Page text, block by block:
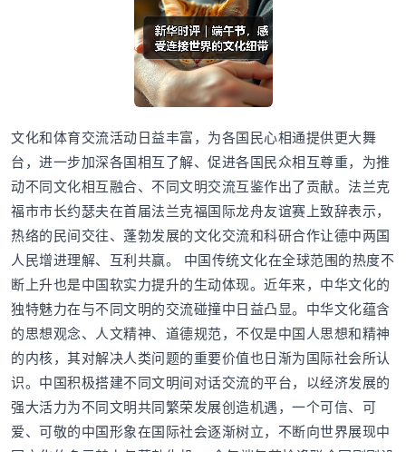
文化和体育交流活动日益丰富，为各国民心相通提供更大舞
台，进一步加深各国相互了解、促进各国民众相互尊重，为推
动不同文化相互融合、不同文明交流互鉴作出了贡献。法兰克
福市市长约瑟夫在首届法兰克福国际龙舟友谊赛上致辞表示，
热络的民间交往、蓬勃发展的文化交流和科研合作让德中两国
人民增进理解、互利共赢。 中国传统文化在全球范围的热度不
断上升也是中国软实力提升的生动体现。近年来，中华文化的
独特魅力在与不同文明的交流碰撞中日益凸显。中华文化蕴含
的思想观念、人文精神、道德规范，不仅是中国人思想和精神
的内核，其对解决人类问题的重要价值也日渐为国际社会所认
识。中国积极搭建不同文明间对话交流的平台，以经济发展的
强大活力为不同文明共同繁荣发展创造机遇，一个可信、可
爱、可敬的中国形象在国际社会逐渐树立，不断向世界展现中